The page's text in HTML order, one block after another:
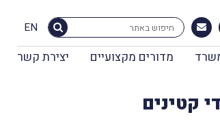
EN
מדורים מקצועיים יצירת קשר
קטינים